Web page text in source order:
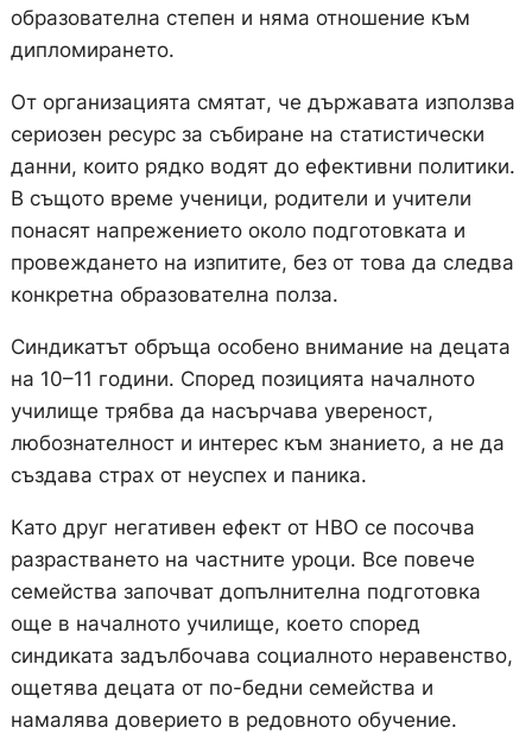
образователна степен и няма отношение към
дипломирането.
От организацията смятат, че държавата използва
сериозен ресурс за събиране на статистически
данни, които рядко водят до ефективни политики.
В същото време ученици, родители и учители
понасят напрежението около подготовката и
провеждането на изпитите, без от това да следва
конкретна образователна полза.
Синдикатът обръща особено внимание на децата
на 10–11 години. Според позицията началното
училище трябва да насърчава увереност,
любознателност и интерес към знанието, а не да
създава страх от неуспех и паника.
Като друг негативен ефект от НВО се посочва
разрастването на частните уроци. Все повече
семейства започват допълнителна подготовка
още в началното училище, което според
синдиката задълбочава социалното неравенство,
ощетява децата от по-бедни семейства и
намалява доверието в редовното обучение.